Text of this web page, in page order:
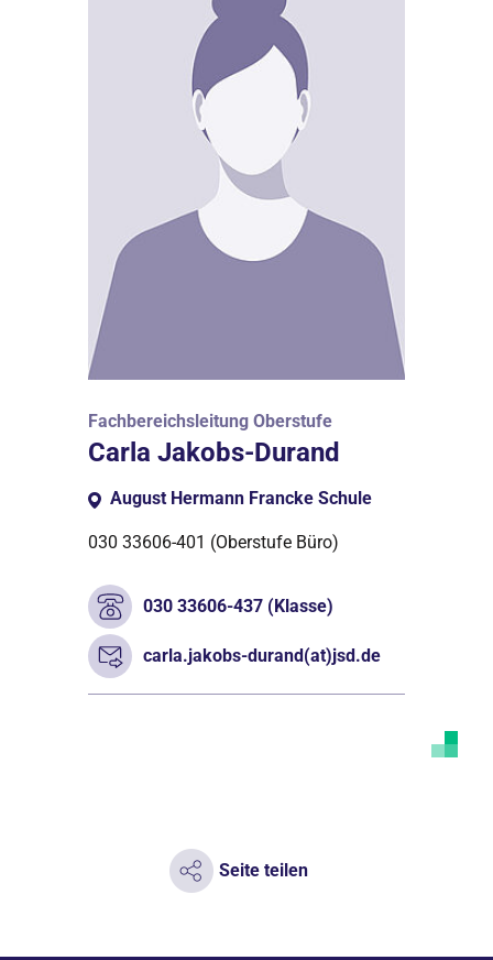
Fachbereichsleitung Oberstufe
Carla Jakobs-Durand
August Hermann Francke Schule
030 33606-401 (Oberstufe Büro)
030 33606-437 (Klasse)
carla.jakobs-durand(at)jsd.de
Seite teilen